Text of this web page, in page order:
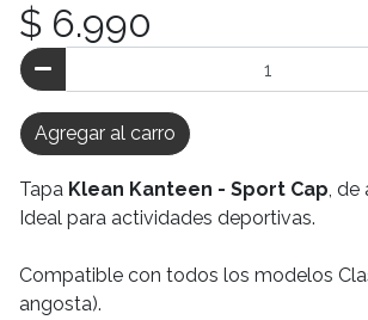
$ 6.990
Agregar al carro
Tapa Klean Kanteen - Sport Cap, de
Ideal para actividades deportivas.
Compatible con todos los modelos
angosta).